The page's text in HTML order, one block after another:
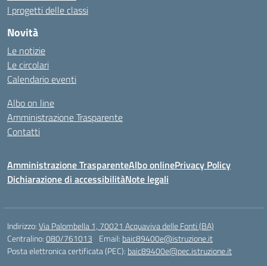
I progetti delle classi
Novità
Le notizie
Le circolari
Calendario eventi
Albo on line
Amministrazione Trasparente
Contatti
Amministrazione TrasparenteAlbo onlinePrivacy Policy
Dichiarazione di accessibilitàNote legali
Indirizzo:Via Palombella 1, 70021 Acquaviva delle Fonti (BA)
Centralino:080/761013 Email: baic89400e@istruzione.it
Posta elettronica certificata (PEC): baic89400e@pec.istruzione.it